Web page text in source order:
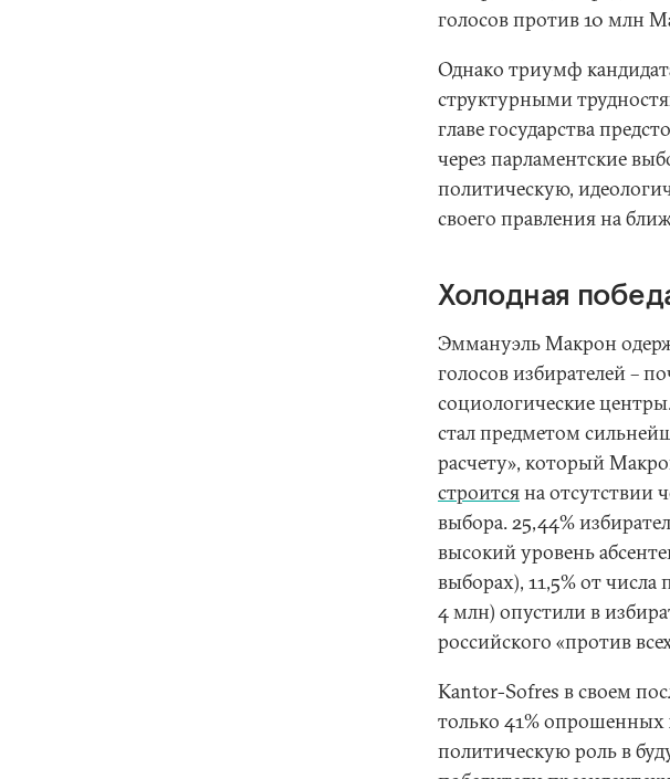
голосов против 10 млн
Однако триумф
структурными
главе государства
через парламентские
политическую,
своего правления на
Холодная
Эммануэль Макрон
голосов избирателей –
социологические
стал предметом
расчету», который
строитсяна отсутствии
выбора. 25,44%
высокий уровень
выборах), 11,5% от
4 млн) опустили в
российского «против
Kantor-Sofres в своем
только 41%
политическую роль в